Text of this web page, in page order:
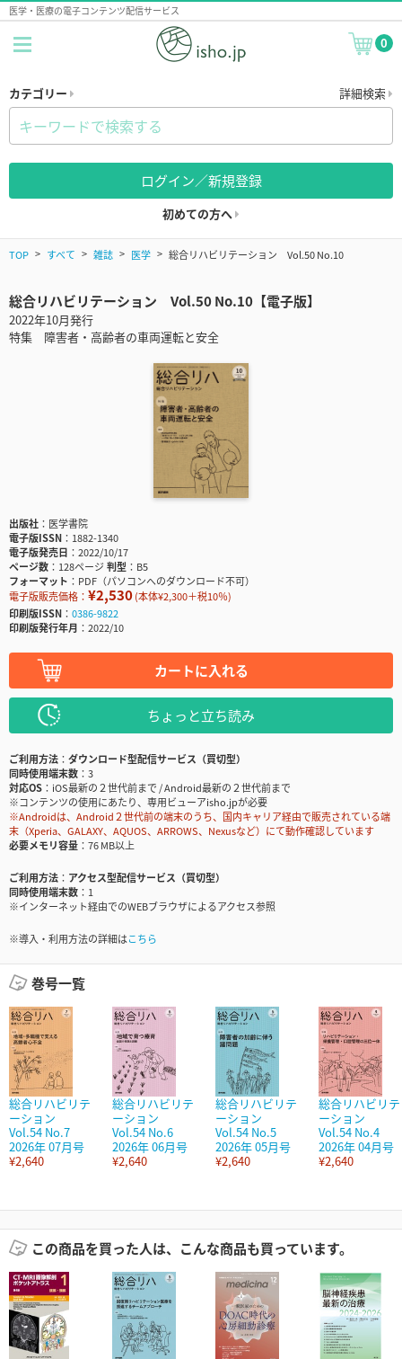
医学・医療の電子コンテンツ配信サービス
0
カテゴリー 詳細検索
ログイン／新規登録
初めての方へ
TOP すべて 雑誌 医学 総合リハビリテーション Vol.50 No.10
総合リハビリテーション Vol.50 No.10【電子版】
2022年10月発行
特集 障害者・高齢者の車両運転と安全
出版社
医学書院
電子版ISSN
1882-1340
電子版発売日
2022/10/17
ページ数
128ページ判型
B5
フォーマット
PDF（パソコンへのダウンロード不可）
電子版販売価格： ¥2,530(本体¥2,300＋税10％)
印刷版ISSN
0386-9822
印刷版発行年月
2022/10
カートに入れる
ちょっと立ち読み
ご利用方法
ダウンロード型配信サービス（買切型）
同時使用端末数
3
対応OS
iOS最新の２世代前まで / Android最新の２世代前まで
※コンテンツの使用にあたり、専用ビューアisho.jpが必要
※Androidは、Android２世代前の端末のうち、国内キャリア経由で販売されている端
末（Xperia、GALAXY、AQUOS、ARROWS、Nexusなど）にて動作確認しています
必要メモリ容量
76 MB以上
ご利用方法
アクセス型配信サービス（買切型）
同時使用端末数
1
※インターネット経由でのWEBブラウザによるアクセス参照
※導入・利用方法の詳細はこちら
巻号一覧
総合リハビリテ
ーション
Vol.54 No.7
2026年 07月号
¥2,640
総合リハビリテ
ーション
Vol.54 No.6
2026年 06月号
¥2,640
総合リハビリテ
ーション
Vol.54 No.5
2026年 05月号
¥2,640
総合リハビリテ
ーション
Vol.54 No.4
2026年 04月号
¥2,640
この商品を買った人は、こんな商品も買っています。